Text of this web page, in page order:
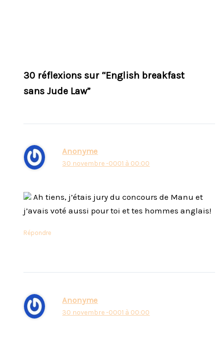
30 réflexions sur “English breakfast
sans Jude Law”
Anonyme
30 novembre -0001 à 00:00
Ah tiens, j’étais jury du concours de Manu et
j’avais voté aussi pour toi et tes hommes anglais!
Répondre
Anonyme
30 novembre -0001 à 00:00